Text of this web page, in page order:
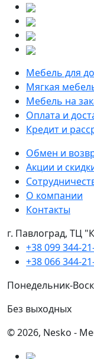
Мебель для
Мягкая
Мебель на
Оплата и
Кредит и
Обмен и
Акции и
О компании
Контакты
г. Павлоград, ТЦ
+38 099 344-
+38 066 344-
Понедельник-
Без выходных
© 2026, Nesko -